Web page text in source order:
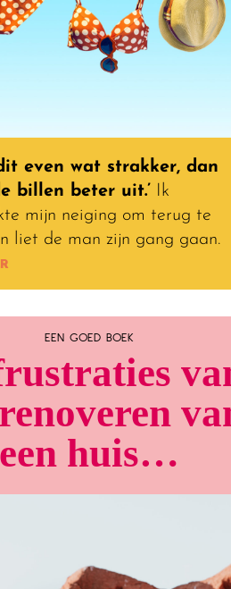
even wat strakker, dan
billen beter uit.’ Ik
mijn neiging om terug te
liet de man zijn gang gaan.
EEN GOED BOEK
een huis…